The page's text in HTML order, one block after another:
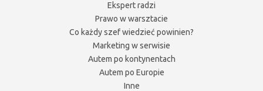
Ekspert radzi
Prawo w warsztacie
Co każdy szef wiedzieć powinien?
Marketing w serwisie
Autem po kontynentach
Autem po Europie
Inne